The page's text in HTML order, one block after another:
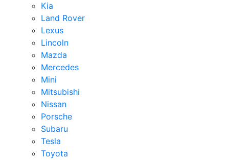
Kia
Land Rover
Lexus
Lincoln
Mazda
Mercedes
Mini
Mitsubishi
Nissan
Porsche
Subaru
Tesla
Toyota